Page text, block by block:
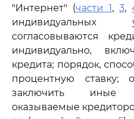
"Интернет" (части 1, 3,
индивидуальных
согласовываются
индивидуально,
кредита; порядок,
процентную ставку;
заключить иные
оказываемые